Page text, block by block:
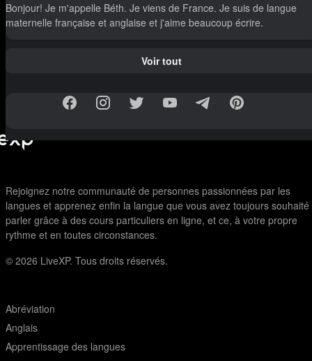
Bonjour! Je m'appelle Béth. Je viens de France. Je suis de langue
maternelle française et anglaise et j'aime beaucoup écrire.
Voir tout
Rejoignez notre communauté de personnes passionnées par les
langues et apprenez enfin la langue que vous avez toujours souhaité
parler grâce à des cours particuliers en ligne, et ce, à votre propre
rythme et en toutes circonstances.
© 2026 LiveXP. Tous droits réservés.
Abréviation
Anglais
Apprentissage des langues